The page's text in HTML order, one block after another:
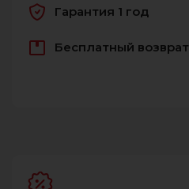
Гарантия 1 год
Бесплатный возврат